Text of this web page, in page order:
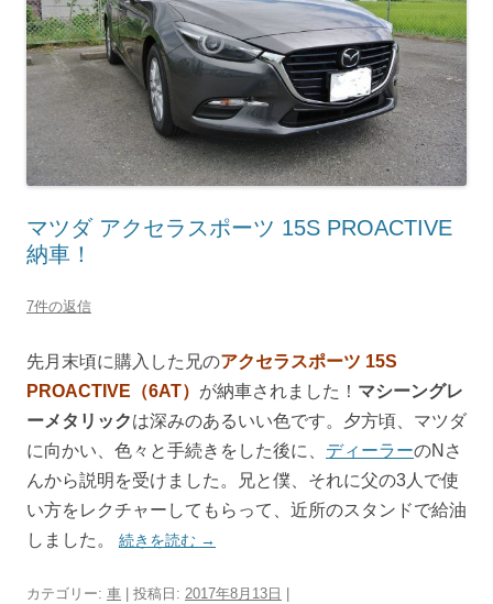
マツダ アクセラスポーツ 15S PROACTIVE
納車！
7件の返信
先月末頃に購入した兄のアクセラスポーツ 15S
PROACTIVE（6AT） が納車されました！ マシーングレ
ーメタリックは深みのあるいい色です。夕方頃、マツダ
に向かい、色々と手続きをした後に、 ディーラーのNさ
んから説明を受けました。兄と僕、それに父の3人で使
い方をレクチャーしてもらって、近所のスタンドで給油
しました。
続きを読む →
カテゴリー: 車 | 投稿日: 2017年8月13日